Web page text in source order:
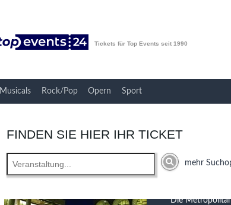
Tickets für Top Events seit 1990
Musicals Rock/Pop Opern Sport
FINDEN SIE HIER IHR TICKET
mehr
Stars und 193